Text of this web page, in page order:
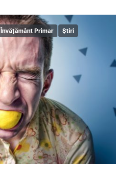
Învățământ Primar Știri